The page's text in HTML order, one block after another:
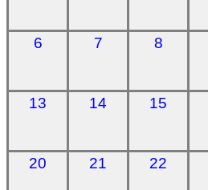
6 7 8
13 14 15
20 21 22